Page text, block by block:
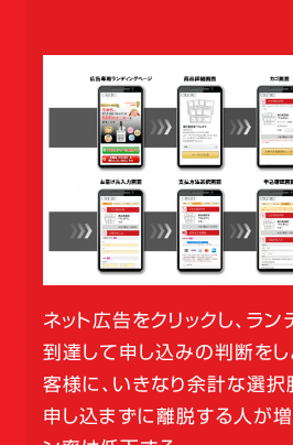
ネット広告をクリックし、ラ
到達して申し込みの判断をし
客様に、いきなり余計な選択
申し込まずに離脱する人が増